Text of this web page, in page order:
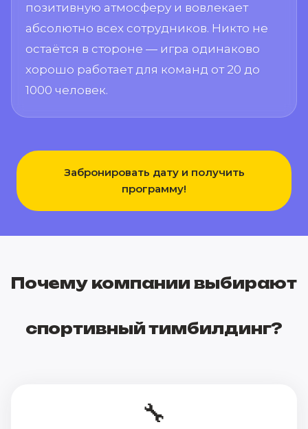
позитивную атмосферу и вовлекает
абсолютно всех сотрудников. Никто не
остаётся в стороне — игра одинаково
хорошо работает для команд от 20 до
1000 человек.
Забронировать дату и получить
программу!
Почему компании выбирают
спортивный тимбилдинг?
🔧